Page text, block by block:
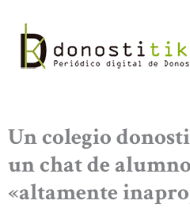
contenido
Un colegio
un chat de
«altamente